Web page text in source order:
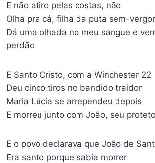
E não atiro pelas costas, não
Olha pra cá, filha da puta sem-
Dá uma olhada no meu sangue e
perdão
E Santo Cristo, com a Winchester 22
Deu cinco tiros no bandido traidor
Maria Lúcia se arrependeu depois
E morreu junto com João, seu
E o povo declarava que João de
Era santo porque sabia morrer